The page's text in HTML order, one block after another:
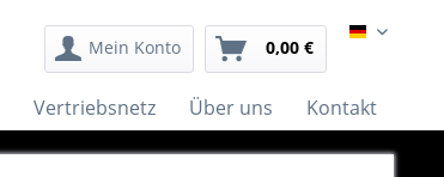
Mein Konto 0,00 € German
Vertriebsnetz Über uns Kontakt